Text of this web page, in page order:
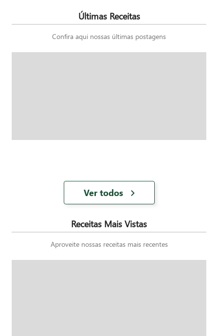
Últimas Receitas
Confira aqui nossas últimas postagens
Ver todos
Receitas Mais Vistas
Aproveite nossas receitas mais recentes